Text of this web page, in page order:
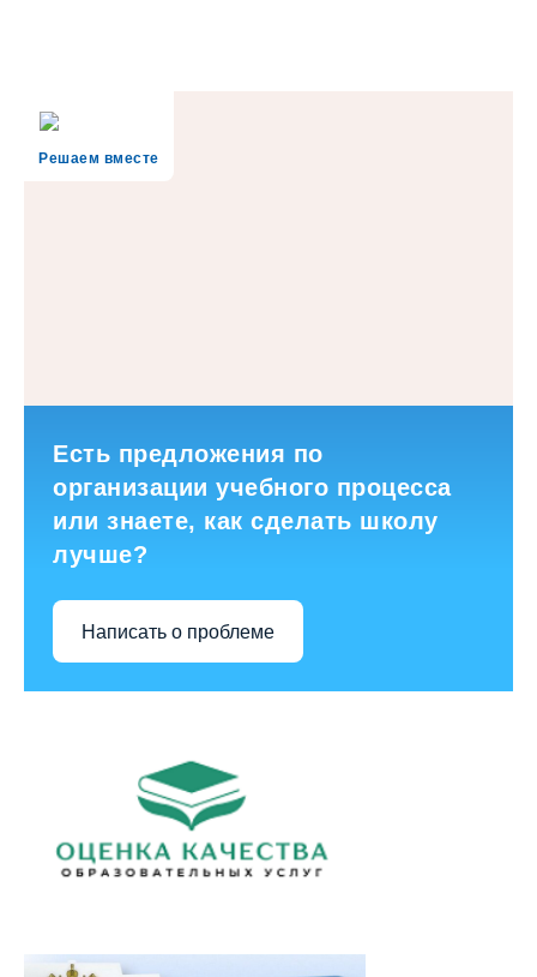
Решаем вместе
Есть предложения по
организации учебного процесса
или знаете, как сделать школу
лучше?
Написать о проблеме